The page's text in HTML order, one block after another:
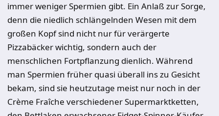
immer weniger Spermien gibt. Ein Anlaß zur Sorge,
denn die niedlich schlängelnden Wesen mit dem
großen Kopf sind nicht nur für verärgerte
Pizzabäcker wichtig, sondern auch der
menschlichen Fortpflanzung dienlich. Während
man Spermien früher quasi überall inszu Gesicht
bekam, sind sie heutzutage meist nur noch in der
Crème Fraîche verschiedener Supermarktketten,